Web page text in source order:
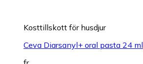
Kosttillskott för husdjur
Ceva Diarsanyl+ oral pasta 24 ml